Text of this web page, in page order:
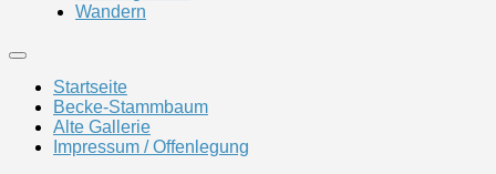
Wandern
Startseite
Becke-Stammbaum
Alte Gallerie
Impressum / Offenlegung